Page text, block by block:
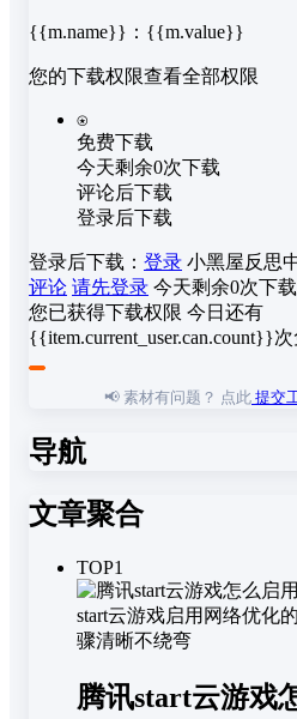
{{m.name}} ： {{m.value}}
您的下载权限查看全部权限
⍟
免费下载
今天剩余0次下载
评论后下载
登录后下载
登录后下载： 登录 小黑屋反思
评论 请先登录 今天剩余0次下载
您已获得下载权限 今日还有
{{item.current_user.can.count}}
📢 素材有问题？ 点此 提交
导航
文章聚合
TOP1
腾讯start云游戏